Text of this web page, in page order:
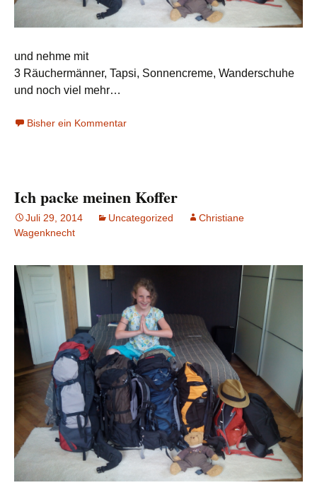
und nehme mit
3 Räuchermänner, Tapsi, Sonnencreme, Wanderschuhe
und noch viel mehr…
Bisher ein Kommentar
Ich packe meinen Koffer
Juli 29, 2014 Uncategorized
Christiane
Wagenknecht